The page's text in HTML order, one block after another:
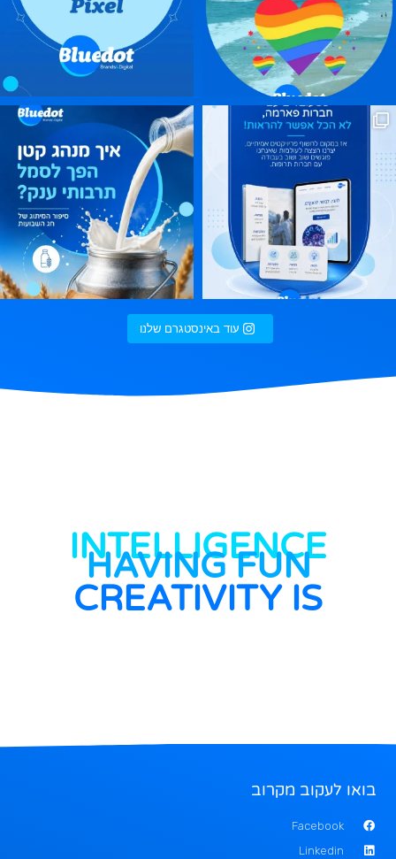
חג הביכורים, חג מתן תורה. אז
עוד באינסטגרם שלנו
CREATIVITY IS
INTELLIGENCE
HAVING FUN
בואו לעקוב מקרוב
Facebook
Linkedin